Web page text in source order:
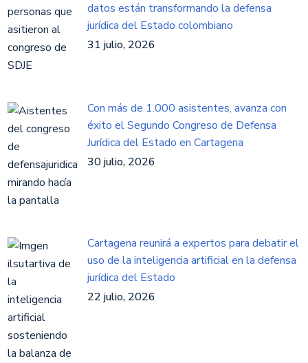
datos están transformando la defensa
jurídica del Estado colombiano
31 julio, 2026
Con más de 1.000 asistentes, avanza con
éxito el Segundo Congreso de Defensa
Jurídica del Estado en Cartagena
30 julio, 2026
Cartagena reunirá a expertos para debatir el
uso de la inteligencia artificial en la defensa
jurídica del Estado
22 julio, 2026